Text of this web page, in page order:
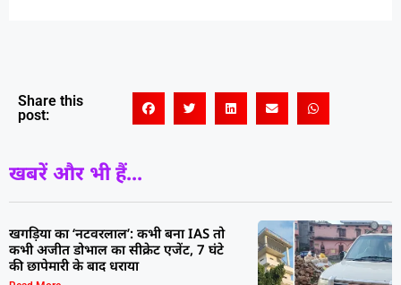
Share this
post:
खबरें और भी हैं...
खगड़िया का ‘नटवरलाल’: कभी बना IAS तो
कभी अजीत डोभाल का सीक्रेट एजेंट, 7 घंटे
की छापेमारी के बाद धराया